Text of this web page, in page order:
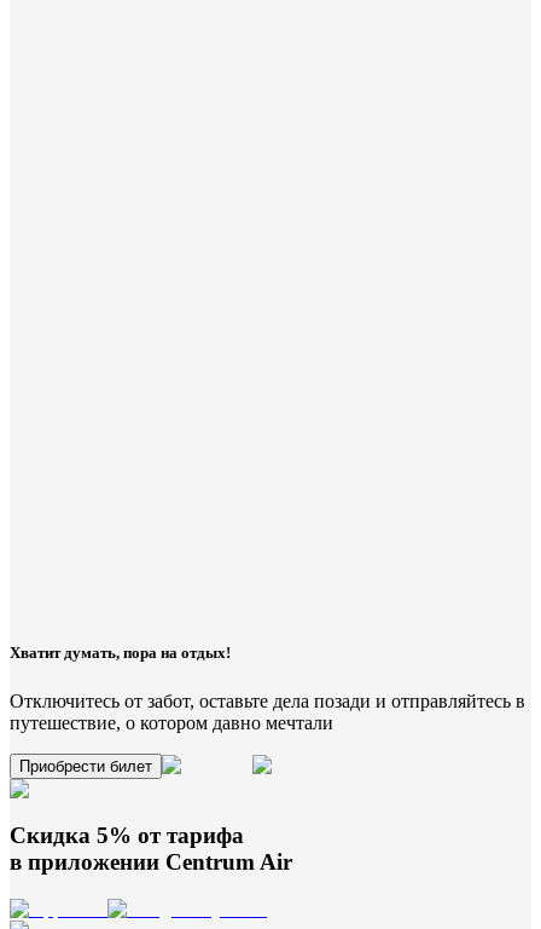
Хватит думать, пора на отдых!
Отключитесь от забот, оставьте дела позади и отправляйтесь в
путешествие, о котором давно мечтали
Приобрести билет
Скидка 5% от тарифа
в приложении Centrum Air